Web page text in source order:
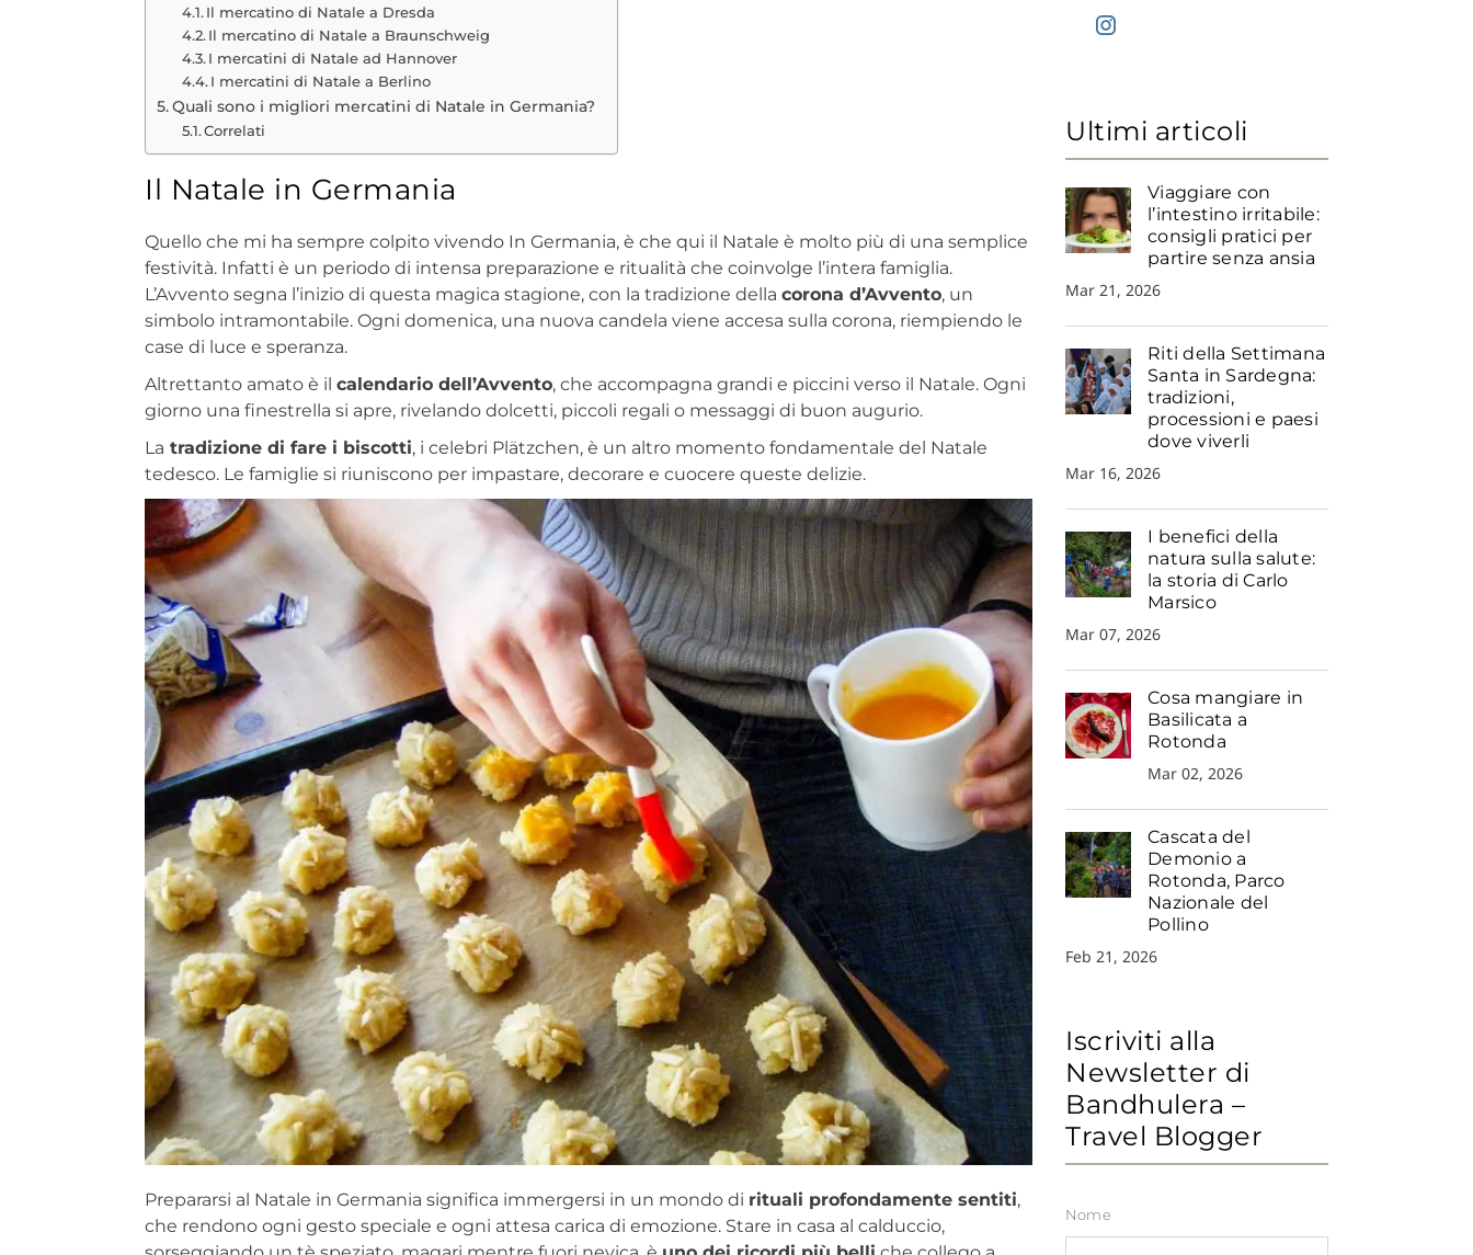
Il mercatino di Natale a Dresda
Il mercatino di Natale a Braunschweig
I mercatini di Natale ad Hannover
I mercatini di Natale a Berlino
Quali sono i migliori mercatini di Natale in Germania?
Correlati
Il Natale in Germania
Quello che mi ha sempre colpito vivendo In Germania, è che qui il Natale è molto più di una semplice
festività. Infatti è un periodo di intensa preparazione e ritualità che coinvolge l’intera famiglia.
L’Avvento segna l’inizio di questa magica stagione, con la tradizione della corona d’Avvento, un
simbolo intramontabile. Ogni domenica, una nuova candela viene accesa sulla corona, riempiendo le
case di luce e speranza.
Altrettanto amato è il calendario dell’Avvento, che accompagna grandi e piccini verso il Natale. Ogni
giorno una finestrella si apre, rivelando dolcetti, piccoli regali o messaggi di buon augurio.
La tradizione di fare i biscotti, i celebri Plätzchen, è un altro momento fondamentale del Natale
tedesco. Le famiglie si riuniscono per impastare, decorare e cuocere queste delizie.
Prepararsi al Natale in Germania significa immergersi in un mondo di rituali profondamente sentiti,
che rendono ogni gesto speciale e ogni attesa carica di emozione. Stare in casa al calduccio,
Ultimi articoli
Viaggiare con
l’intestino irritabile:
consigli pratici per
partire senza ansia
Mar 21, 2026
Riti della Settimana
Santa in Sardegna:
tradizioni,
processioni e paesi
dove viverli
Mar 16, 2026
I benefici della
natura sulla salute:
la storia di Carlo
Marsico
Mar 07, 2026
Cosa mangiare in
Basilicata a
Rotonda
Mar 02, 2026
Cascata del
Demonio a
Rotonda, Parco
Nazionale del
Pollino
Feb 21, 2026
Iscriviti alla
Newsletter di
Bandhulera –
Travel Blogger
Nome